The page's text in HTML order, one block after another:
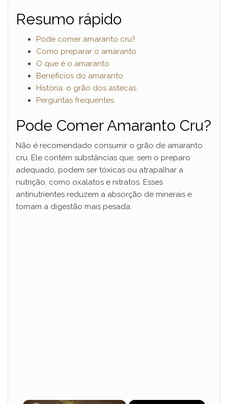
Resumo rápido
Pode comer amaranto cru?
Como preparar o amaranto
O que é o amaranto
Benefícios do amaranto
História: o grão dos astecas
Perguntas frequentes
Pode Comer Amaranto Cru?
Não é recomendado consumir o grão de amaranto
cru. Ele contém substâncias que, sem o preparo
adequado, podem ser tóxicas ou atrapalhar a
nutrição, como oxalatos e nitratos. Esses
antinutrientes reduzem a absorção de minerais e
tornam a digestão mais pesada.